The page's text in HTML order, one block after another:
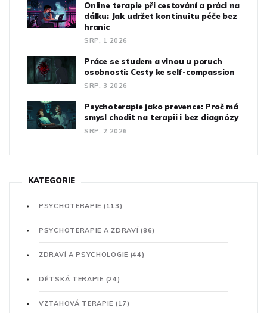
Online terapie při cestování a práci na
dálku: Jak udržet kontinuitu péče bez
hranic
SRP, 1 2026
Práce se studem a vinou u poruch
osobnosti: Cesty ke self-compassion
SRP, 3 2026
Psychoterapie jako prevence: Proč má
smysl chodit na terapii i bez diagnózy
SRP, 2 2026
KATEGORIE
PSYCHOTERAPIE (113)
PSYCHOTERAPIE A ZDRAVÍ(86)
ZDRAVÍ A PSYCHOLOGIE (44)
DĚTSKÁ TERAPIE (24)
VZTAHOVÁ TERAPIE (17)